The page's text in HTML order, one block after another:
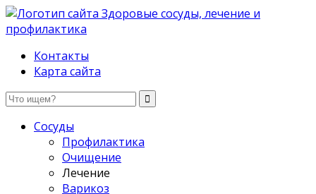
Здоровые сосуды, лечение и профилактика
Контакты
Карта сайта
Сосуды
Профилактика
Очищение
Лечение
Варикоз